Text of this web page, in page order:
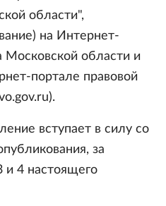
области",
на Интернет-
Московской области и
портале правовой
вступает в силу со
за
и 4 настоящего